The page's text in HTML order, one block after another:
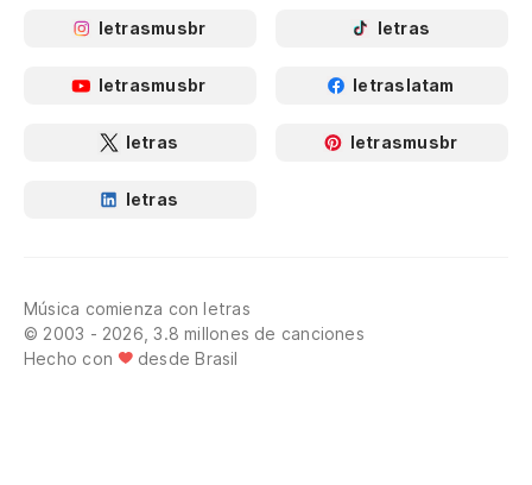
letrasmusbr letras
letrasmusbr letraslatam
letras letrasmusbr
letras
Música comienza con letras
© 2003 - 2026, 3.8 millones de canciones
Hecho con
desde Brasil